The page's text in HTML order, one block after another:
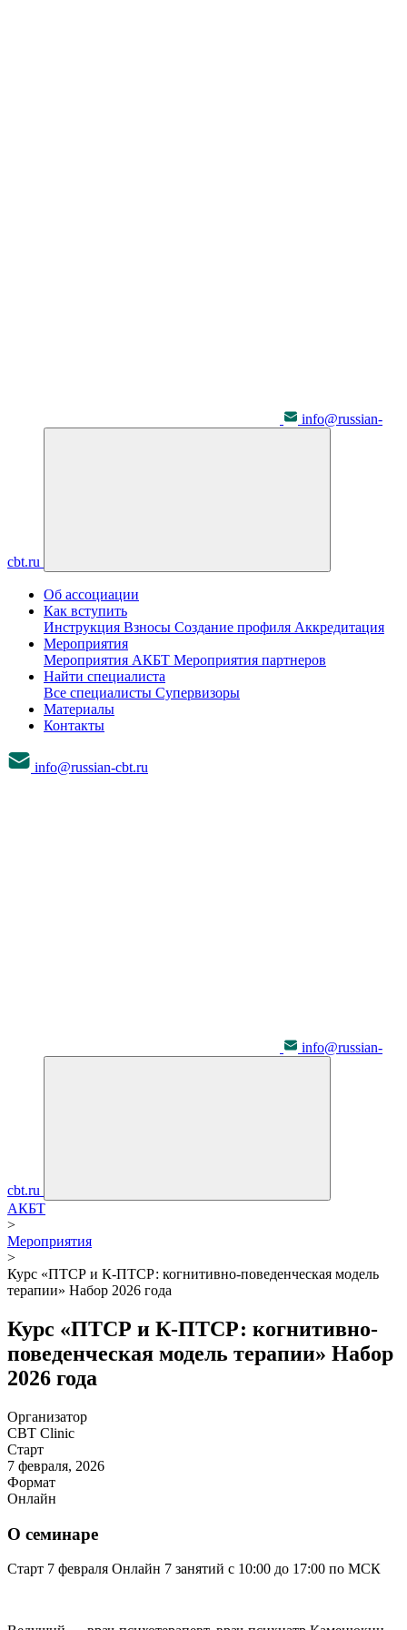
info@russian-
cbt.ru
Об ассоциации
Как вступить
Инструкция Взносы Создание профиля Аккредитация
Мероприятия
Мероприятия АКБТ Мероприятия партнеров
Найти специалиста
Все специалисты Супервизоры
Материалы
Контакты
info@russian-cbt.ru
info@russian-
cbt.ru
АКБТ
>
Мероприятия
>
Курс «ПТСР и К-ПТСР: когнитивно-поведенческая модель
терапии» Набор 2026 года
Курс «ПТСР и К-ПТСР: когнитивно-
поведенческая модель терапии» Набор
2026 года
Организатор
CBT Clinic
Старт
7 февраля, 2026
Формат
Онлайн
О семинаре
Старт 7 февраля Онлайн 7 занятий с 10:00 до 17:00 по МСК